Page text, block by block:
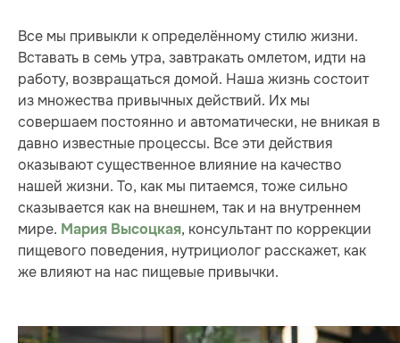
Все мы привыкли к определённому стилю жизни.
Вставать в семь утра, завтракать омлетом, идти на
работу, возвращаться домой. Наша жизнь состоит
из множества привычных действий. Их мы
совершаем постоянно и автоматически, не вникая в
давно известные процессы. Все эти действия
оказывают существенное влияние на качество
нашей жизни. То, как мы питаемся, тоже сильно
сказывается как на внешнем, так и на внутреннем
мире. Мария Высоцкая, консультант по коррекции
пищевого поведения, нутрициолог расскажет, как
же влияют на нас пищевые привычки.